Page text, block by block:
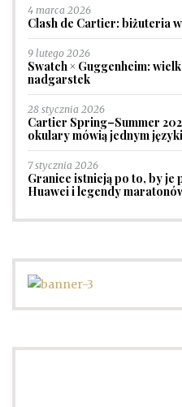
4 marca 2026
Clash de Cartier: biżuteria
9 lutego 2026
Swatch × Guggenheim:
nadgarstek
28 stycznia 2026
Cartier Spring–Summer
okulary mówią jednym
7 stycznia 2026
Granice istnieją po to, by je
Huawei i legendy